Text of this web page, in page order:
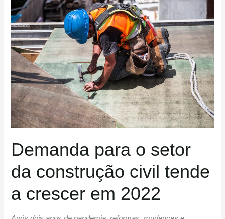
Demanda para o setor
da construção civil tende
a crescer em 2022
para
o
setor
da
construção
civil
tende
a
crescer
2022